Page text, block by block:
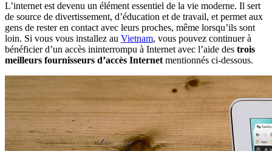
L’internet est devenu un élément essentiel de la vie moderne. Il sert
de source de divertissement, d’éducation et de travail, et permet aux
gens de rester en contact avec leurs proches, même lorsqu’ils sont
loin. Si vous vous installez au Vietnam, vous pouvez continuer à
bénéficier d’un accès ininterrompu à Internet avec l’aide des trois
meilleurs fournisseurs d’accès Internet mentionnés ci-dessous.